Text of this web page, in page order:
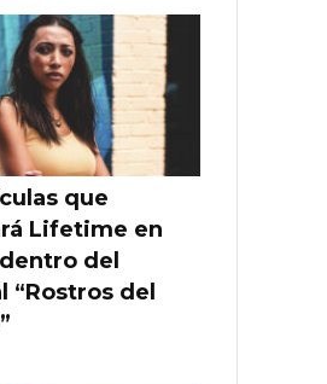
que
Lifetime en
del
“Rostros del